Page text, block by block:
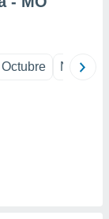
Octubre